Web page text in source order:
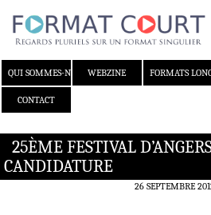
QUI SOMMES-NOUS ?WEBZINE FORMATS LONGS
CONTACT
25ÈME FESTIVAL
CANDIDATURE
26 SEPTEMBRE